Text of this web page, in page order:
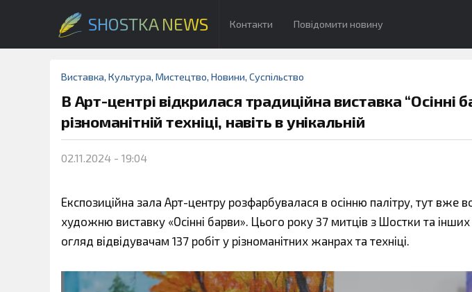
SHOSTKA NEWS Контакти Повідомити новину
Виставка, Культура, Мистецтво, Новини, Суспільство
В Арт-центрі відкрилася традиційна виставка “Осінні
різноманітній техніці, навіть в унікальній
02.11.2024 - 19:04
Експозиційна зала Арт-центру розфарбувалася в осінню палітру, тут вже
художню виставку «Осінні барви». Цього року 37 митців з Шостки та інших
огляд відвідувачам 137 робіт у різноманітних жанрах та техніці.